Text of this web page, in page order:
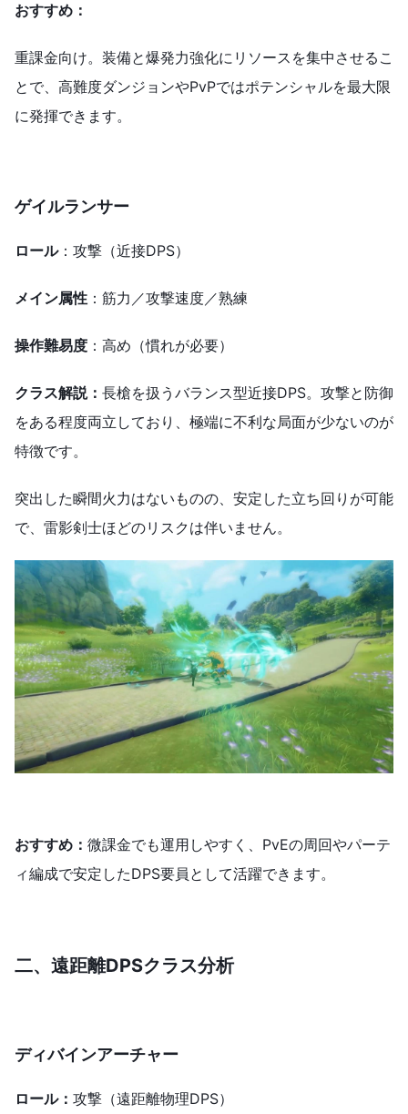
おすすめ：
重課金向け。装備と爆発力強化にリソースを集中させるこ
とで、高難度ダンジョンやPvPではポテンシャルを最大限
に発揮できます。
ゲイルランサー
ロール：攻撃（近接DPS）
メイン属性 ：筋力／攻撃速度／熟練
操作難易度 ：高め（慣れが必要）
クラス解説： 長槍を扱うバランス型近接DPS。攻撃と防御
をある程度両立しており、極端に不利な局面が少ないのが
特徴です。
突出した瞬間火力はないものの、安定した立ち回りが可能
で、雷影剣士ほどのリスクは伴いません。
おすすめ： 微課金でも運用しやすく、PvEの周回やパーテ
ィ編成で安定したDPS要員として活躍できます。
二、遠距離DPSクラス分析
ディバインアーチャー
ロール： 攻撃（遠距離物理DPS）